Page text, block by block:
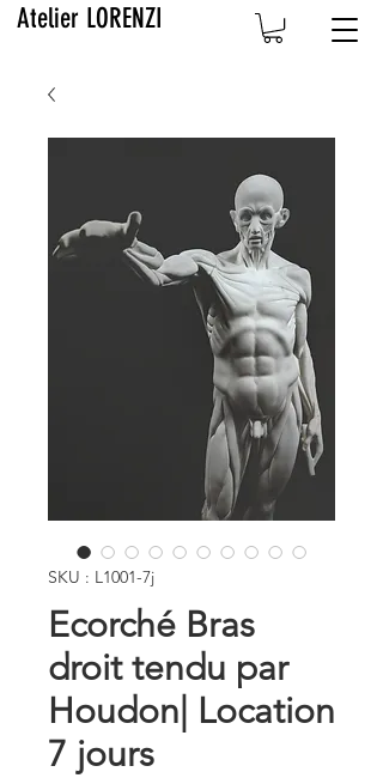
Atelier LORENZI
SKU : L1001-7j
Ecorché Bras
droit tendu par
Houdon| Location
7 jours